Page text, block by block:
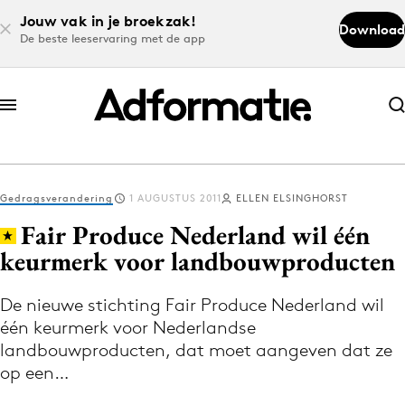
Jouw vak in je broekzak!
De beste leeservaring met de app
Download
Abonneer nu
Abonneer nu
Log in
Volg het laatste nieuws via de Adformatie
Nieuws app
Gedragsverandering 1 AUGUSTUS 2011 ELLEN ELSINGHORST
Fair Produce Nederland wil één
keurmerk voor landbouwproducten
De nieuwe stichting Fair Produce Nederland wil
één keurmerk voor Nederlandse
landbouwproducten, dat moet aangeven dat ze
op een…